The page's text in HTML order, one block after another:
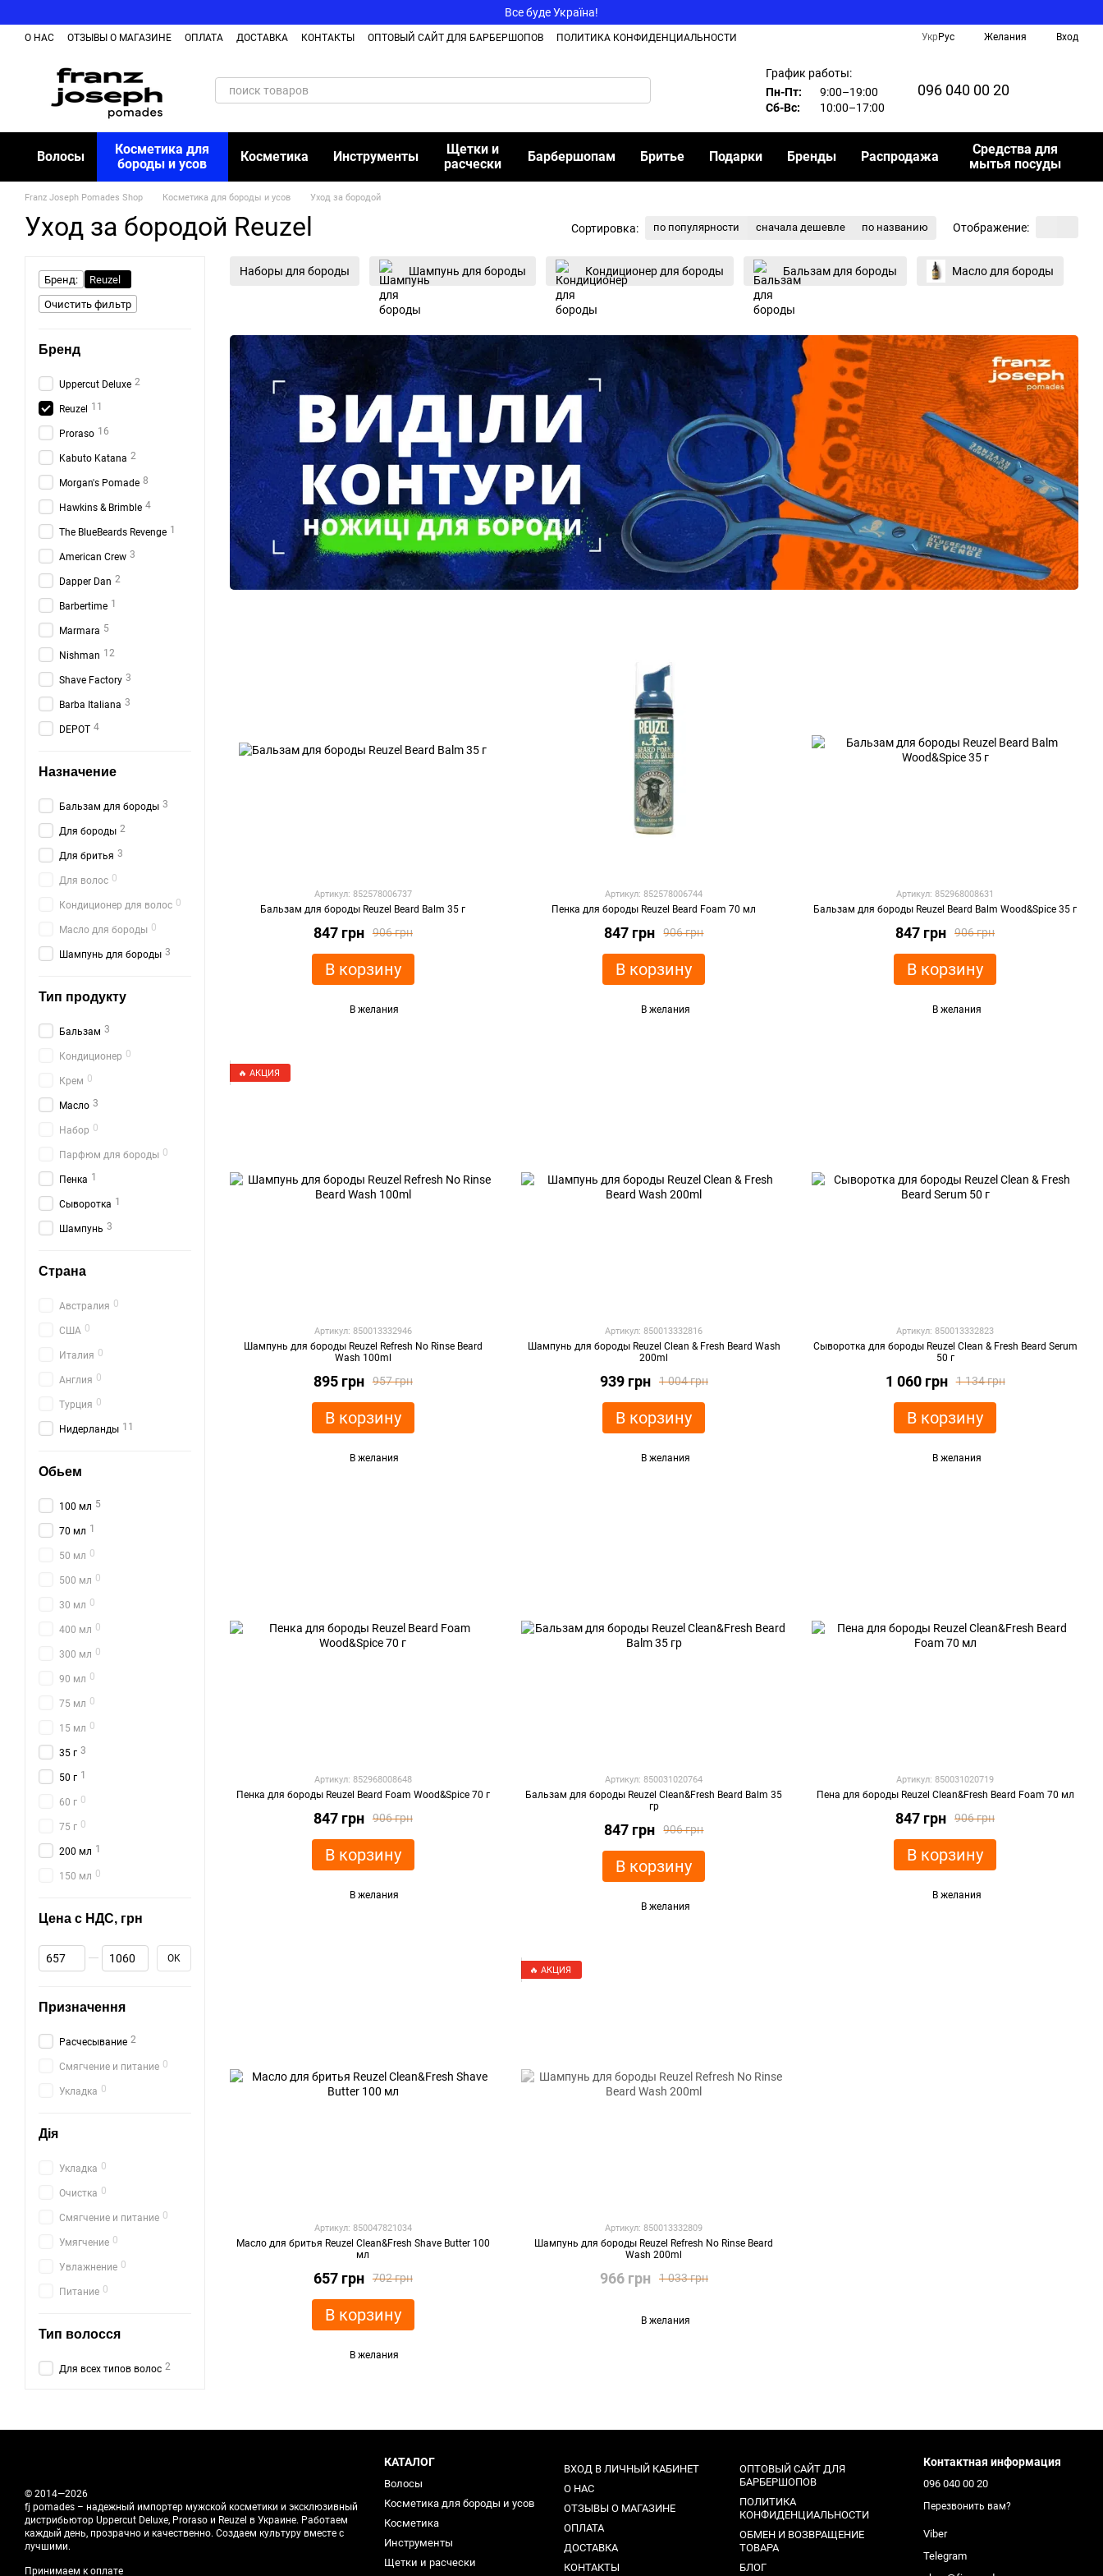
Все буде Україна!
О НАС ОТЗЫВЫ О МАГАЗИНЕ ОПЛАТА ДОСТАВКА КОНТАКТЫ ОПТОВЫЙ САЙТ ДЛЯ БАРБЕРШОПОВ
ПОЛИТИКА КОНФИДЕНЦИАЛЬНОСТИ
Укр Рус Желания Вход
График работы:
Пн-Пт:
9:00–19:00
Сб-Вс:
10:00–17:00
096 040 00 20
Волосы
Косметика для
бороды и усов
Косметика Инструменты
Щетки и
расчески
Барбершопам Бритье Подарки Бренды Распродажа
Средства для
мытья посуды
Franz Joseph Pomades Shop Косметика для бороды и усов Уход за бородой
Уход за бородой Reuzel Сортировка: по популярности сначала дешевле по названию Отображение:
Наборы для бороды Шампунь для бороды Кондиционер для бороды Бальзам для бороды Масло для бороды
Артикул: 852578006737
Бальзам для бороды Reuzel Beard Balm 35 г
906 грн
847 грн
В корзину
В желания
Артикул: 852578006744
Пенка для бороды Reuzel Beard Foam 70 мл
906 грн
847 грн
В корзину
В желания
Артикул: 852968008631
Бальзам для бороды Reuzel Beard Balm Wood&Spice 35 г
906 грн
847 грн
В корзину
В желания
🔥 АКЦИЯ
Артикул: 850013332946
Шампунь для бороды Reuzel Refresh No Rinse Beard
Wash 100ml
957 грн
895 грн
В корзину
В желания
Артикул: 850013332816
Шампунь для бороды Reuzel Clean & Fresh Beard Wash
200ml
1 004 грн
939 грн
В корзину
В желания
Артикул: 850013332823
Сыворотка для бороды Reuzel Clean & Fresh Beard Serum
50 г
1 134 грн
1 060 грн
В корзину
В желания
Артикул: 852968008648
Пенка для бороды Reuzel Beard Foam Wood&Spice 70 г
906 грн
847 грн
В корзину
В желания
Артикул: 850031020764
Бальзам для бороды Reuzel Clean&Fresh Beard Balm 35
гр
906 грн
847 грн
В корзину
В желания
Артикул: 850031020719
Пена для бороды Reuzel Clean&Fresh Beard Foam 70 мл
906 грн
847 грн
В корзину
В желания
Артикул: 850047821034
Масло для бритья Reuzel Clean&Fresh Shave Butter 100
мл
702 грн
657 грн
В корзину
В желания
🔥 АКЦИЯ
Артикул: 850013332809
Шампунь для бороды Reuzel Refresh No Rinse Beard
Wash 200ml
1 033 грн
966 грн
В желания
Бренд:
Reuzel
Очистить фильтр
Бренд
Uppercut Deluxe 2
Reuzel 11
Proraso 16
Kabuto Katana 2
Morgan's Pomade 8
Hawkins & Brimble 4
The BlueBeards Revenge 1
American Crew 3
Dapper Dan 2
Barbertime 1
Marmara 5
Nishman 12
Shave Factory 3
Barba Italiana 3
DEPOT 4
Назначение
Бальзам для бороды 3
Для бороды 2
Для бритья 3
Для волос 0
Кондиционер для волос 0
Масло для бороды 0
Шампунь для бороды 3
Тип продукту
Бальзам 3
Кондиционер 0
Крем 0
Масло 3
Набор 0
Парфюм для бороды 0
Пенка 1
Сыворотка 1
Шампунь 3
Страна
Австралия 0
США 0
Италия 0
Англия 0
Турция 0
Нидерланды 11
Обьем
100 мл 5
70 мл 1
50 мл 0
500 мл 0
30 мл 0
400 мл 0
300 мл 0
90 мл 0
75 мл 0
15 мл 0
35 г 3
50 г 1
60 г 0
75 г 0
200 мл 1
150 мл 0
Цена с НДС, грн
От Цена с НДС, грн
До Цена с НДС, грн OK
Призначення
Расчесывание 2
Смягчение и питание 0
Укладка 0
Дія
Укладка 0
Очистка 0
Смягчение и питание 0
Умягчение 0
Увлажнение 0
Питание 0
Тип волосся
Для всех типов волос 2
© 2014—2026
fj pomades – надежный импортер мужской косметики и эксклюзивный
дистрибьютор Uppercut Deluxe, Proraso и Reuzel в Украине. Работаем
каждый день, прозрачно и качественно. Создаем культуру вместе с
лучшими.
Принимаем к оплате
КАТАЛОГ
Волосы
Косметика для бороды и усов
Косметика
Инструменты
Щетки и расчески
ВХОД В ЛИЧНЫЙ КАБИНЕТ
О НАС
ОТЗЫВЫ О МАГАЗИНЕ
ОПЛАТА
ДОСТАВКА
КОНТАКТЫ
ОПТОВЫЙ САЙТ ДЛЯ
БАРБЕРШОПОВ
ПОЛИТИКА
КОНФИДЕНЦИАЛЬНОСТИ
ОБМЕН И ВОЗВРАЩЕНИЕ
ТОВАРА
БЛОГ
Контактная информация
096 040 00 20
Перезвонить вам?
Viber
Telegram